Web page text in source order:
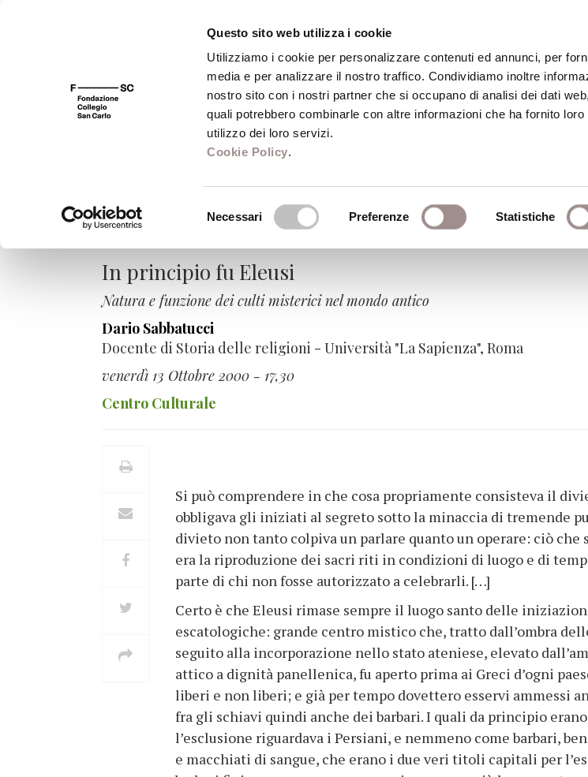
Questo sito web utilizza i cookie
Utilizziamo i cookie per personalizzare contenuti ed annunci, per
media e per analizzare il nostro traffico. Condividiamo inoltre
nostro sito con i nostri partner che si occupano di analisi dei dati
quali potrebbero combinarle con altre informazioni che ha fornito
utilizzo dei loro servizi.
Cookie Policy.
Necessari Preferenze Statistiche
FSC 400 Fondazione Biblioteca Centro Culturale
Le relazioni nascoste. Logiche
nell'esperienza moderna
In principio fu Eleusi
Natura e funzione dei culti misterici nel mondo antico
Dario Sabbatucci
Docente di Storia delle religioni - Università "La Sapienza", Roma
venerdì 13 Ottobre 2000 - 17,30
Centro Culturale
Si può comprendere in che cosa propriamente consisteva il
obbligava gli iniziati al segreto sotto la minaccia di tremende
divieto non tanto colpiva un parlare quanto un operare: ciò
era la riproduzione dei sacri riti in condizioni di luogo e di
parte di chi non fosse autorizzato a celebrarli. […]
Certo è che Eleusi rimase sempre il luogo santo delle
escatologiche: grande centro mistico che, tratto dall’ombra
seguito alla incorporazione nello stato ateniese, elevato
attico a dignità panellenica, fu aperto prima ai Greci d’ogni
liberi e non liberi; e già per tempo dovettero esservi ammessi
fra gli schiavi quindi anche dei barbari. I quali da principio
l’esclusione riguardava i Persiani, e nemmeno come barbari,
e macchiati di sangue, che erano i due veri titoli capitali per